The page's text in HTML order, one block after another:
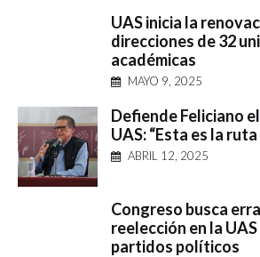
UAS inicia la
direcciones de 32
académicas
MAYO 9, 2025
Defiende Feliciano
UAS: “Esta es la
ABRIL 12, 2025
Congreso busca
reelección en la
partidos políticos